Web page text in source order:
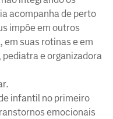
acompanha de perto
impõe em outros
em suas rotinas e em
pediatra e organizadora
infantil no primeiro
emocionais